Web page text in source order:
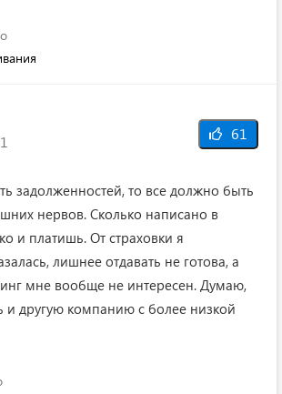
61
задолженностей, то все должно быть
нервов. Сколько написано в
и платишь. От страховки я
лишнее отдавать не готова, а
мне вообще не интересен. Думаю,
и другую компанию с более низкой